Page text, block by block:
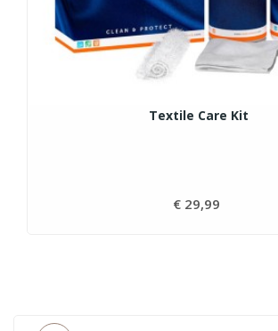
Textile Care Kit
€ 29,99